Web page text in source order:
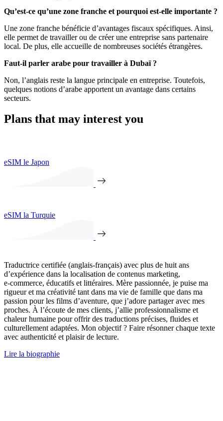
Qu’est-ce qu’une zone franche et pourquoi est-elle importante ?
Une zone franche bénéficie d’avantages fiscaux spécifiques. Ainsi,
elle permet de travailler ou de créer une entreprise sans partenaire
local. De plus, elle accueille de nombreuses sociétés étrangères.
Faut-il parler arabe pour travailler à Dubaï ?
Non, l’anglais reste la langue principale en entreprise. Toutefois,
quelques notions d’arabe apportent un avantage dans certains
secteurs.
Plans that may interest you
eSIM le Japon
eSIM la Turquie
Traductrice certifiée (anglais-français) avec plus de huit ans
d’expérience dans la localisation de contenus marketing,
e‑commerce, éducatifs et littéraires. Mère passionnée, je puise ma
rigueur et ma créativité tant dans ma vie de famille que dans ma
passion pour les films d’aventure, que j’adore partager avec mes
proches. À l’écoute de mes clients, j’allie professionnalisme et
chaleur humaine pour offrir des traductions précises, fluides et
culturellement adaptées. Mon objectif ? Faire résonner chaque texte
avec authenticité et plaisir de lecture.
Lire la biographie